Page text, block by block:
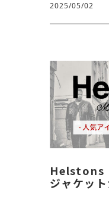
2025/05/02
Helstons
ジャケッ